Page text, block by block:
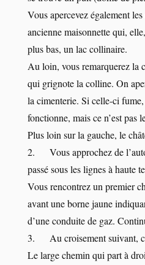
Vous apercevez également les
ancienne maisonnette qui,
plus bas, un lac collinaire.
Au loin, vous remarquerez la
qui grignote la colline. On
la cimenterie. Si celle-ci
fonctionne, mais ce n’est pas
Plus loin sur la gauche, le
2. Vous approchez de
passé sous les lignes à haute
Vous rencontrez un premier
avant une borne jaune
d’une conduite de gaz.
3. Au croisement suivant,
Le large chemin qui part à